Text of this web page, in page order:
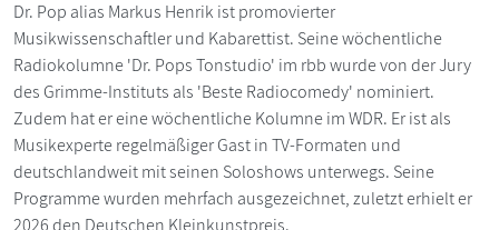
Dr. Pop alias Markus Henrik ist promovierter
Musikwissenschaftler und Kabarettist. Seine wöchentliche
Radiokolumne 'Dr. Pops Tonstudio' im rbb wurde von der Jury
des Grimme-Instituts als 'Beste Radiocomedy' nominiert.
Zudem hat er eine wöchentliche Kolumne im WDR. Er ist als
Musikexperte regelmäßiger Gast in TV-Formaten und
deutschlandweit mit seinen Soloshows unterwegs. Seine
Programme wurden mehrfach ausgezeichnet, zuletzt erhielt er
2026 den Deutschen Kleinkunstpreis.